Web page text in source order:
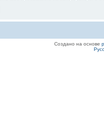
Создано на основе